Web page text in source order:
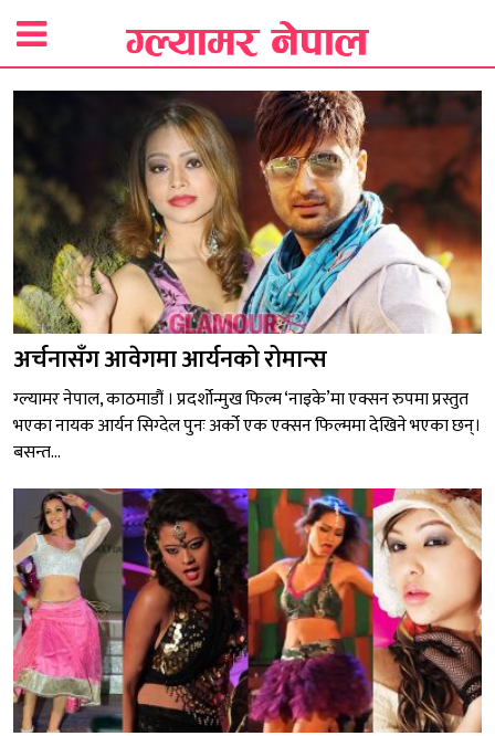
अर्चनासँग आवेगमा आर्यनको रोमान्स
ग्ल्यामर नेपाल, काठमाडौं । प्रदर्शोन्मुख फिल्म ‘नाइके’मा एक्सन रुपमा प्रस्तुत
भएका नायक आर्यन सिग्देल पुनः अर्को एक एक्सन फिल्ममा देखिने भएका छन्।
बसन्त...